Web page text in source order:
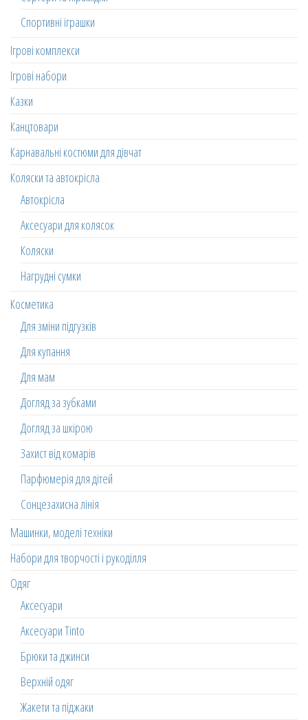
Спортивні іграшки
Ігрові комплекси
Ігрові набори
Казки
Канцтовари
Карнавальні костюми для дівчат
Коляски та автокрісла
Автокрісла
Аксесуари для колясок
Коляски
Нагрудні сумки
Косметика
Для зміни підгузків
Для купання
Для мам
Догляд за зубками
Догляд за шкірою
Захист від комарів
Парфюмерія для дітей
Сонцезахисна лінія
Машинки, моделі техніки
Набори для творчості і рукоділля
Одяг
Аксесуари
Аксесуари Tinto
Брюки та джинси
Верхній одяг
Жакети та піджаки